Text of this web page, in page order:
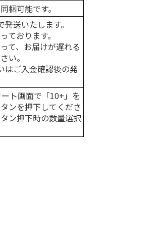
梱可能です。
送いたします。
おります。
て、お届けが遅れる
い。
はご入金確認後の発
ト画面で「10+」を
ンを押下してくださ
ン押下時の数量選択